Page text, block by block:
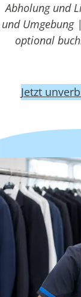
Abholung und
und Umgebung
optional
Jetzt